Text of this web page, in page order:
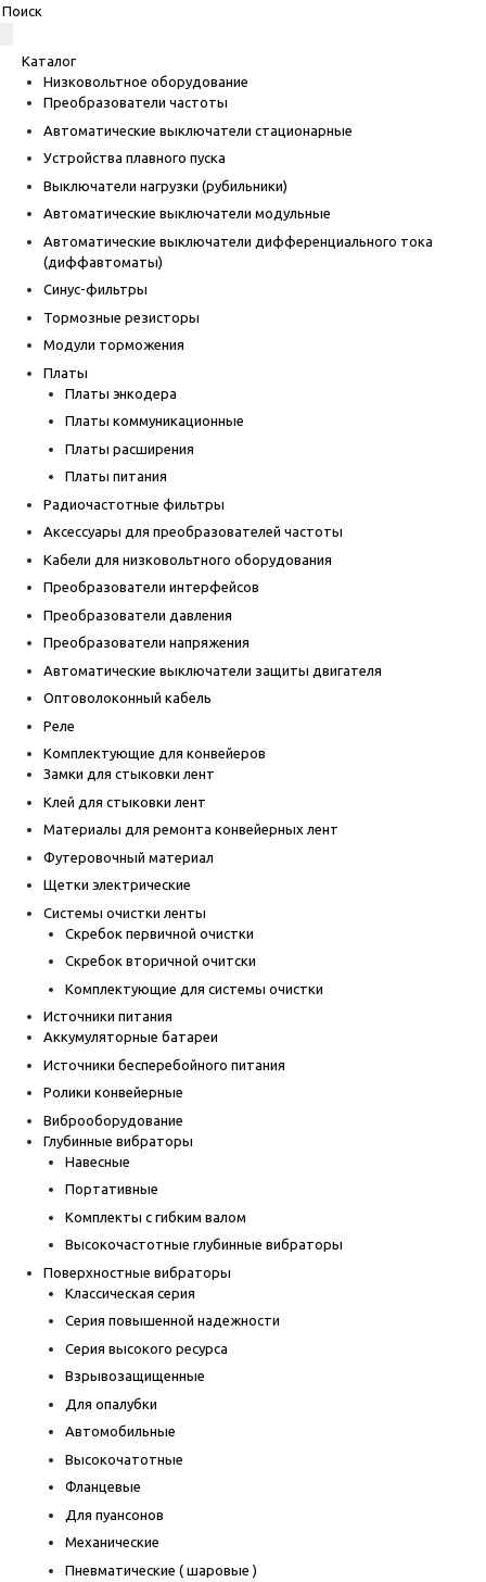
Каталог
Низковольтное оборудование
Преобразователи частоты
Автоматические выключатели стационарные
Устройства плавного пуска
Выключатели нагрузки (рубильники)
Автоматические выключатели модульные
Автоматические выключатели дифференциального тока
(диффавтоматы)
Синус-фильтры
Тормозные резисторы
Модули торможения
Платы
Платы энкодера
Платы коммуникационные
Платы расширения
Платы питания
Радиочастотные фильтры
Аксессуары для преобразователей частоты
Кабели для низковольтного оборудования
Преобразователи интерфейсов
Преобразователи давления
Преобразователи напряжения
Автоматические выключатели защиты двигателя
Оптоволоконный кабель
Реле
Комплектующие для конвейеров
Замки для стыковки лент
Клей для стыковки лент
Материалы для ремонта конвейерных лент
Футеровочный материал
Щетки электрические
Системы очистки ленты
Скребок первичной очистки
Скребок вторичной очитски
Комплектующие для системы очистки
Источники питания
Аккумуляторные батареи
Источники бесперебойного питания
Ролики конвейерные
Виброоборудование
Глубинные вибраторы
Навесные
Портативные
Комплекты с гибким валом
Высокочастотные глубинные вибраторы
Поверхностные вибраторы
Классическая серия
Серия повышенной надежности
Серия высокого ресурса
Взрывозащищенные
Для опалубки
Автомобильные
Высокочатотные
Фланцевые
Для пуансонов
Механические
Пневматические ( шаровые )